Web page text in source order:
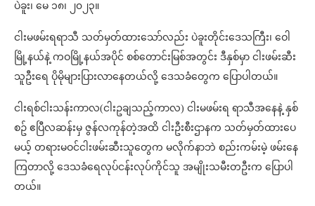
ပဲခူး၊ မေ ၁၈၊ ၂၀၂၃။
ငါးမဖမ်းရရာသီ သတ်မှတ်ထားသော်လည်း ပဲခူးတိုင်းဒေသကြီး၊ ဝေါ
မြို့နယ်နဲ့ ကဝမြို့နယ်အပိုင် စစ်တောင်းမြစ်အတွင်း ဒီနှစ်မှာ ငါးဖမ်းဆီး
သူဦးရေ ပိုမိုများပြားလာနေတယ်လို့ ဒေသခံတွေက ပြောပါတယ်။
ငါးရစ်ငါးသန်းကာလ(ငါးဥချသည့်ကာလ) ငါးမဖမ်းရ ရာသီအနေနဲ့ နှစ်
စဥ် ဧပြီလဆန်းမှ ဇွန်လကုန်တဲ့အထိ ငါးဦးစီးဌာနက သတ်မှတ်ထားပေ
မယ့် တရားမဝင်ငါးဖမ်းဆီးသူတွေက မလိုက်နာဘဲ စည်းကမ်းမဲ့ ဖမ်းနေ
ကြတာလို့ ဒေသခံရေလုပ်ငန်းလုပ်ကိုင်သူ အမျိုးသမီးတဦးက ပြောပါ
တယ်။